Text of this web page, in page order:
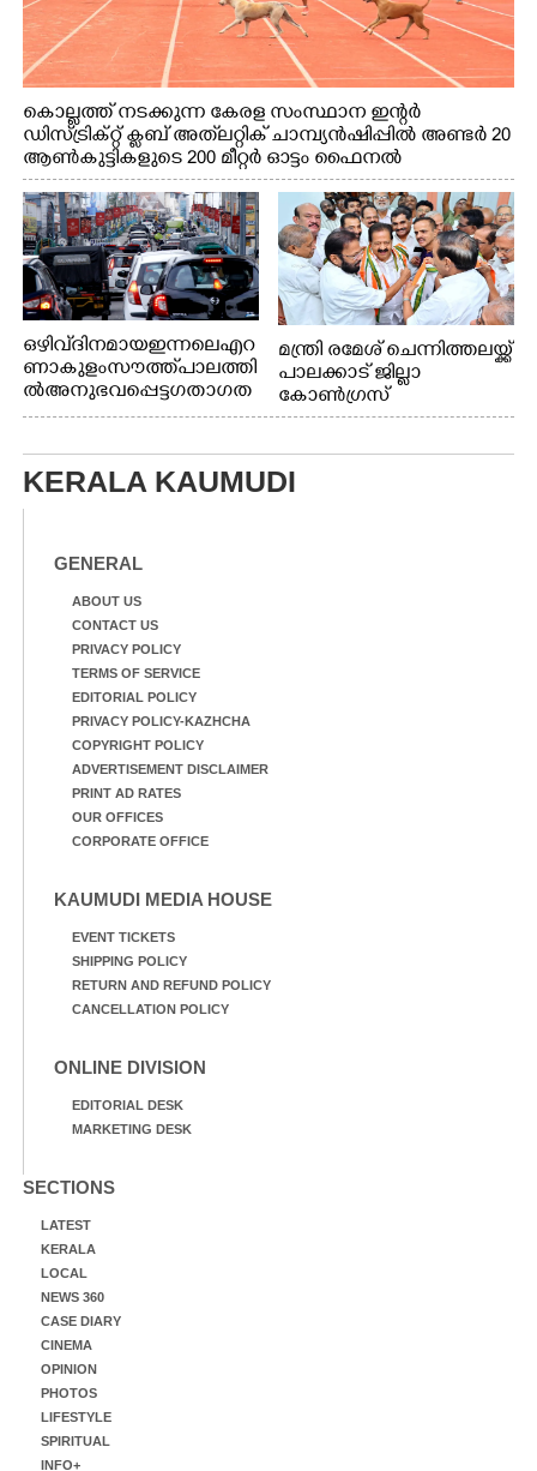
കൊല്ലത്ത് നടക്കുന്ന കേരള സംസ്ഥാന ഇന്റർ
ഡിസ്ട്രിക്റ്റ് ക്ലബ് അത്‌ലറ്റിക് ചാമ്പ്യൻഷിപ്പിൽ അണ്ടർ 20
ആൺകുട്ടികളുടെ 200 മീറ്റർ ഓട്ടം ഫൈനൽ
മത്സരത്തിനിടെ സിന്തറ്റിക് ട്രാക്കിന് കുറുകെ ഓടുന്ന
നായകൾ.
ഒഴിവ് ദിനമായ ഇന്നലെ എറ
ണാകുളം സൗത്ത് പാലത്തി
ൽ അനുഭവപ്പെട്ട ഗതാഗത
ക്കുരുക്ക്
മന്ത്രി രമേശ് ചെന്നിത്തലയ്ക്ക്
പാലക്കാട് ജില്ലാ
കോൺഗ്രസ്
KERALA KAUMUDI
GENERAL
ABOUT US
CONTACT US
PRIVACY POLICY
TERMS OF SERVICE
EDITORIAL POLICY
PRIVACY POLICY-KAZHCHA
COPYRIGHT POLICY
ADVERTISEMENT DISCLAIMER
PRINT AD RATES
OUR OFFICES
CORPORATE OFFICE
KAUMUDI MEDIA HOUSE
EVENT TICKETS
SHIPPING POLICY
RETURN AND REFUND POLICY
CANCELLATION POLICY
ONLINE DIVISION
EDITORIAL DESK
MARKETING DESK
SECTIONS
LATEST
KERALA
LOCAL
NEWS 360
CASE DIARY
CINEMA
OPINION
PHOTOS
LIFESTYLE
SPIRITUAL
INFO+